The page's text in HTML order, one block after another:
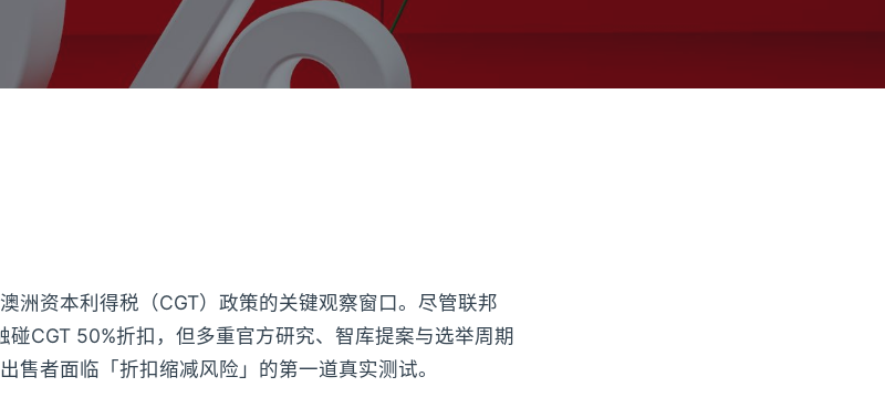
洲资本利得税（CGT）政策的关键观察窗口。尽管联邦
碰CGT 50%折扣，但多重官方研究、智库提案与选举周期
售者面临「折扣缩减风险」的第一道真实测试。